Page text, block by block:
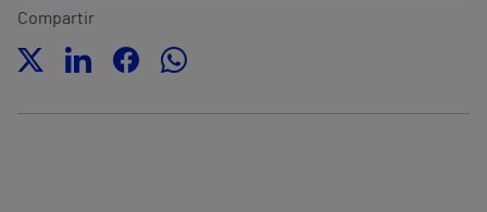
Compartir